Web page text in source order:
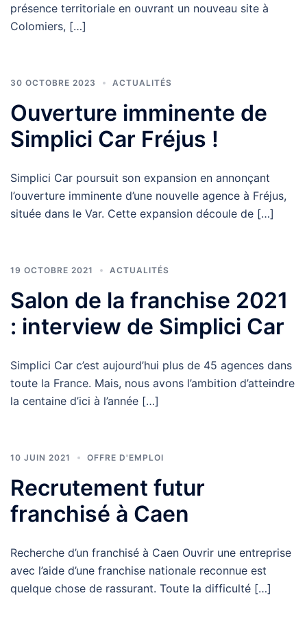
présence territoriale en ouvrant un nouveau site à
Colomiers, […]
30 OCTOBRE 2023 ACTUALITÉS
Ouverture imminente de
Simplici Car Fréjus !
Simplici Car poursuit son expansion en annonçant
l’ouverture imminente d’une nouvelle agence à Fréjus,
située dans le Var. Cette expansion découle de […]
19 OCTOBRE 2021 ACTUALITÉS
Salon de la franchise 2021
: interview de Simplici Car
Simplici Car c’est aujourd’hui plus de 45 agences dans
toute la France. Mais, nous avons l’ambition d’atteindre
la centaine d’ici à l’année […]
10 JUIN 2021 OFFRE D'EMPLOI
Recrutement futur
franchisé à Caen
Recherche d’un franchisé à Caen Ouvrir une entreprise
avec l’aide d’une franchise nationale reconnue est
quelque chose de rassurant. Toute la difficulté […]